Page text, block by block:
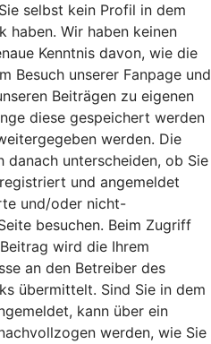
selbst kein Profil in dem
haben. Wir haben keinen
Kenntnis davon, wie die
Besuch unserer Fanpage und
Beiträgen zu eigenen
diese gespeichert werden
werden. Die
danach unterscheiden, ob Sie
und angemeldet
und/oder nicht-
besuchen. Beim Zugriff
wird die Ihrem
an den Betreiber des
übermittelt. Sind Sie in dem
kann über ein
werden, wie Sie